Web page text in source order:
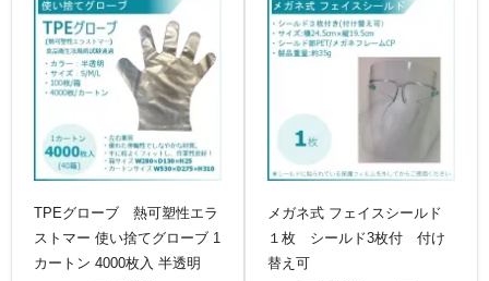
TPEグローブ 熱可塑性エラ
ストマー 使い捨てグローブ 1
カートン 4000枚入 半透明
メガネ式 フェイスシールド
１枚 シールド3枚付 付け
替え可